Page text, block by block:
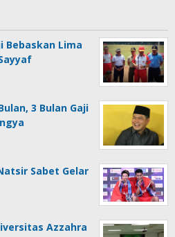
Bebaskan Lima
3 Bulan Gaji
Sabet Gelar
Azzahra